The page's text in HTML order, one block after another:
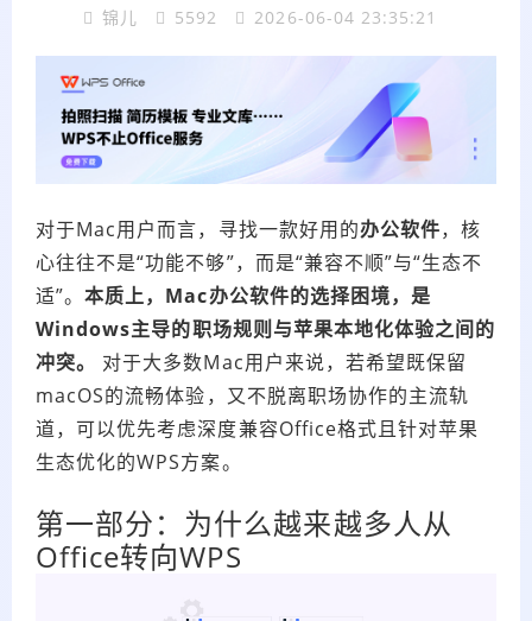
锦儿 5592 2026-06-04 23:35:21
对于Mac用户而言，寻找一款好用的办公软件，核
心往往不是“功能不够”，而是“兼容不顺”与“生态不
适”。本质上，Mac办公软件的选择困境，是
Windows主导的职场规则与苹果本地化体验之间的
冲突。
对于大多数Mac用户来说，若希望既保留
macOS的流畅体验，又不脱离职场协作的主流轨
道，可以优先考虑深度兼容Office格式且针对苹果
生态优化的WPS方案。
第一部分：为什么越来越多人从
Office转向WPS